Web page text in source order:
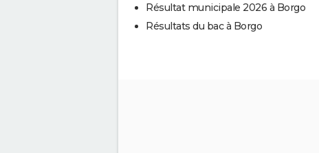
Résultat municipale 2026 à Borgo
Résultats du bac à Borgo